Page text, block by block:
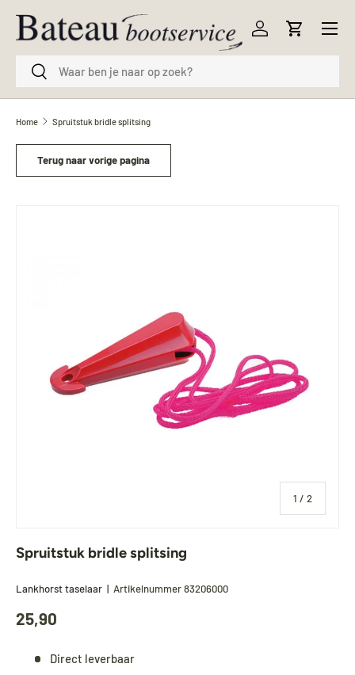
Ga naar inhoud
ZoekenZoeken
Inloggen
Menu
Home Spruitstuk bridle splitsing
Terug naar vorige pagina
1 / van
2
Spruitstuk bridle splitsing
Lankhorst taselaar | Artikelnummer83206000
25,90
Direct leverbaar